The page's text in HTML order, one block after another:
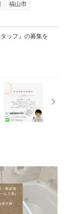
福山市
ッフ』の募集を